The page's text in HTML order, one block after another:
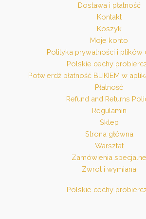
Dostawa i płatność
Kontakt
Koszyk
Moje konto
Polityka prywatności i plików
Polskie cechy
Potwierdź płatność BLIKIEM w
Płatność
Refund and Returns
Regulamin
Sklep
Strona główna
Warsztat
Zamówienia specjalne
Zwrot i wymiana
Polskie cechy